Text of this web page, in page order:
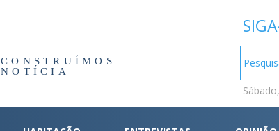
CONSTRUÍMOS
NOTÍCIA